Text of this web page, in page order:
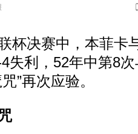
决赛中，本菲卡
失利，52年中第8
”再次应验。